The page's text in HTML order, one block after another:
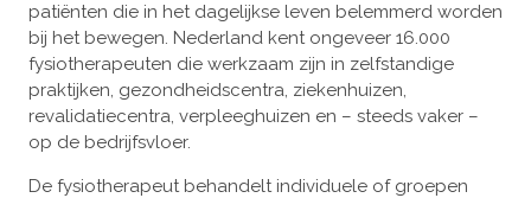
patiënten die in het dagelijkse leven belemmerd worden
bij het bewegen. Nederland kent ongeveer 16.000
fysiotherapeuten die werkzaam zijn in zelfstandige
praktijken, gezondheidscentra, ziekenhuizen,
revalidatiecentra, verpleeghuizen en – steeds vaker –
op de bedrijfsvloer.
De fysiotherapeut behandelt individuele of groepen